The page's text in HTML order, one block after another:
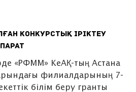
конкурстық іріктеу
«РФММ» КеАҚ-тың Астана
филиалдарының 7-
білім беру гранты